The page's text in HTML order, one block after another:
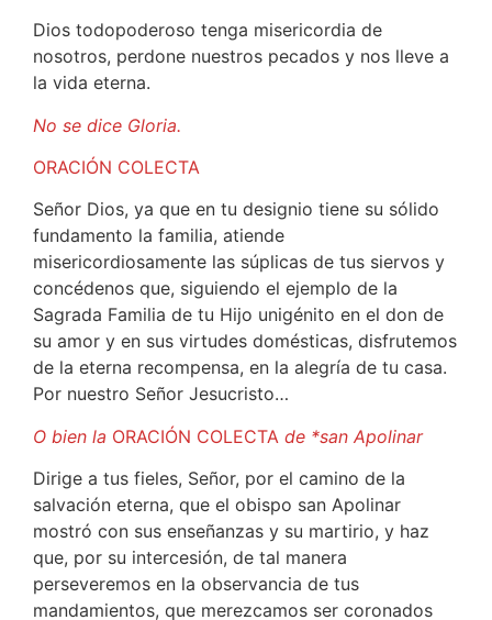
Dios todopoderoso tenga misericordia de
nosotros, perdone nuestros pecados y nos lleve a
la vida eterna.
No se dice Gloria.
ORACIÓN COLECTA
Señor Dios, ya que en tu designio tiene su sólido
fundamento la familia, atiende
misericordiosamente las súplicas de tus siervos y
concédenos que, siguiendo el ejemplo de la
Sagrada Familia de tu Hijo unigénito en el don de
su amor y en sus virtudes domésticas, disfrutemos
de la eterna recompensa, en la alegría de tu casa.
Por nuestro Señor Jesucristo…
O bien la ORACIÓN COLECTA de *san Apolinar
Dirige a tus fieles, Señor, por el camino de la
salvación eterna, que el obispo san Apolinar
mostró con sus enseñanzas y su martirio, y haz
que, por su intercesión, de tal manera
perseveremos en la observancia de tus
mandamientos, que merezcamos ser coronados